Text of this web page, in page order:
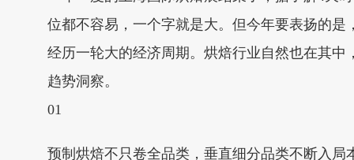
位都不容易，一个字就是大。但今年要表扬的
经历一轮大的经济周期。烘焙行业自然也在其
趋势洞察。
01
预制烘焙不只卷全品类，垂直细分品类不断入